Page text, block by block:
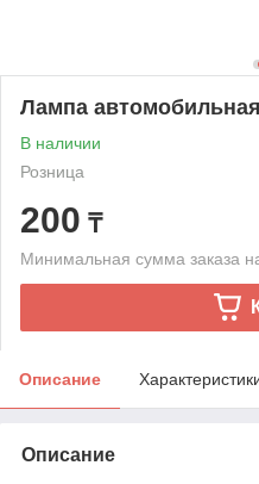
Лампа
В наличии
Розница
200 ₸
Минимальная сумма заказа
Описание
Описание